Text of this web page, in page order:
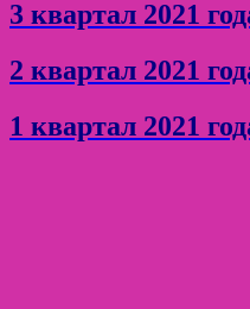
3 квартал 2021
2 квартал 2021
1 квартал 2021